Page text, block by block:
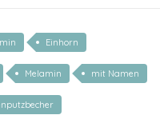
Einhorn
Melamin mit Namen